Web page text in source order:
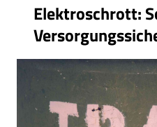
Elektroschrott: